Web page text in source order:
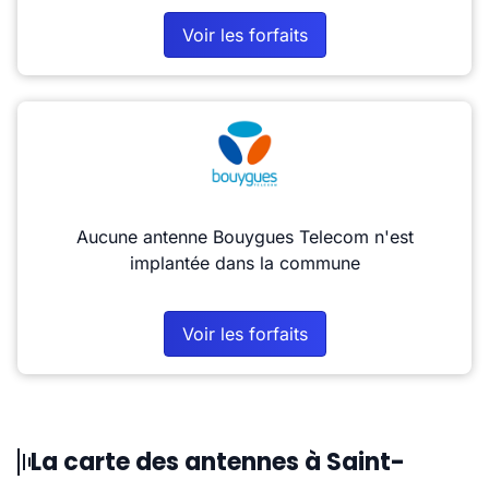
Voir les forfaits
Aucune antenne Bouygues Telecom n'est
implantée dans la commune
Voir les forfaits
La carte des antennes à Saint-